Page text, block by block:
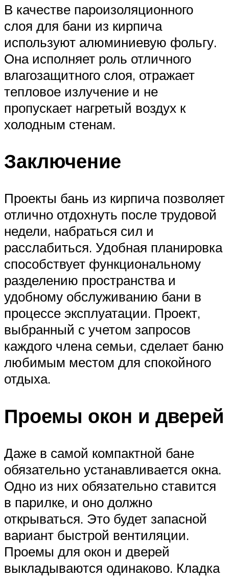
В качестве пароизоляционного
слоя для бани из кирпича
используют алюминиевую фольгу.
Она исполняет роль отличного
влагозащитного слоя, отражает
тепловое излучение и не
пропускает нагретый воздух к
холодным стенам.
Заключение
Проекты бань из кирпича позволяет
отлично отдохнуть после трудовой
недели, набраться сил и
расслабиться. Удобная планировка
способствует функциональному
разделению пространства и
удобному обслуживанию бани в
процессе эксплуатации. Проект,
выбранный с учетом запросов
каждого члена семьи, сделает баню
любимым местом для спокойного
отдыха.
Проемы окон и дверей
Даже в самой компактной бане
обязательно устанавливается окна.
Одно из них обязательно ставится
в парилке, и оно должно
открываться. Это будет запасной
вариант быстрой вентиляции.
Проемы для окон и дверей
выкладываются одинаково. Кладка